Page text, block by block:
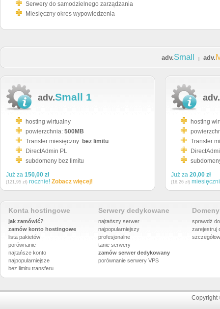
Serwery do samodzielnego zarządzania
Miesięczny okres wypowiedzenia
adv.Small adv.
adv.Small 1
hosting wirtualny
powierzchnia: 500MB
Transfer miesięczny: bez limitu
DirectAdmin PL
subdomeny bez limitu
Już za 150,00 zł
(121,95 zł) rocznie! Zobacz więcej!
adv.
hosting
Transfer
Już za 20,00 zł
(16,26 zł)
Konta hostingowe
jak zamówić?
zamów konto hostingowe
lista pakietów
porównanie
najtańsze konto
najpopularniejsze
bez limitu transferu
Serwery dedykowane
najtańszy serwer
najpopularniejszy
profesjonalne
tanie serwery
zamów serwer dedykowany
porównanie serwery VPS
sprawdź
zarejestruj
Copyright